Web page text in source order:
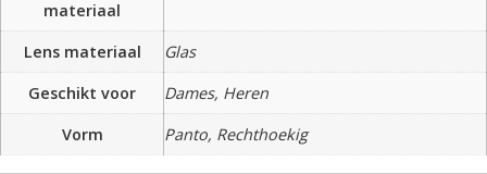
materiaal
Lens materiaal
Glas
Geschikt voor
Dames, Heren
Vorm
Panto, Rechthoekig